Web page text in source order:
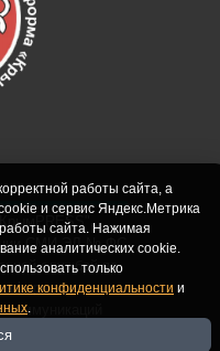
СМИ ЭЛ № ФС
службой по
Учредитель и
работы сайта, а
и сервис Яндекс.Метрика
сайта. Нажимая
аналитических cookie.
только
конфиденциальности и
.